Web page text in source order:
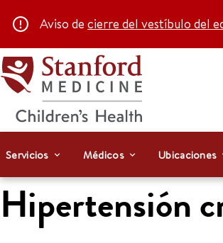
Aviso de cierre del vestíbulo del
Servicios Médicos Ubicaciones
Hipertensión